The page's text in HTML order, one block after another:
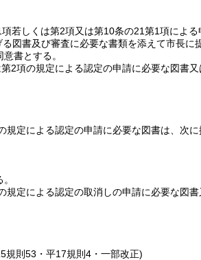
若しくは第2項又は第10条の21第1項による
る図書及び審査に必要な書類を添えて市長に
書とする。
2項の規定による認定の申請に必要な図書
定による認定の申請に必要な図書は、次に
定による認定の取消しの申請に必要な図
規則53・平17規則4・一部改正)